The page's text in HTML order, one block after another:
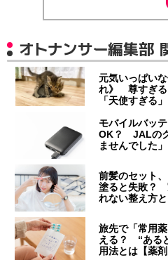
オトナンサー編集部
元気いっぱい
れ》 尊すぎる
「天使すぎる」
モバイルバッ
OK？ JALのク
ませんでした」
前髪のセット
塗ると失敗？
れない整え方
旅先で「常用
える？ “ある
用法とは【薬剤